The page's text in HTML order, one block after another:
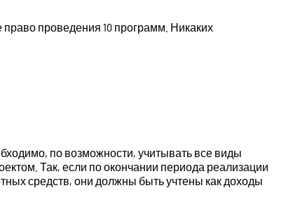
проведения 10 программ. Никаких
по возможности, учитывать все виды
Так, если по окончании периода реализации
средств, они должны быть учтены как доходы